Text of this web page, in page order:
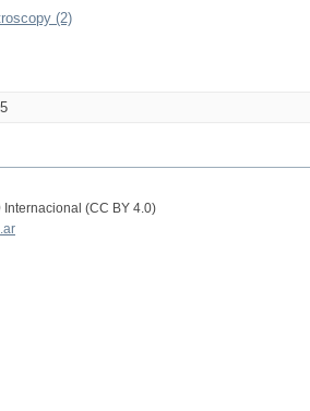
(2)
Internacional (CC BY 4.0)